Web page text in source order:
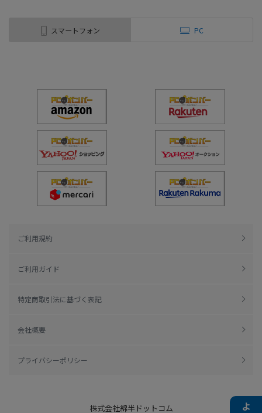
スマートフォン PC
ご利用規約
ご利用ガイド
特定商取引法に基づく表記
会社概要
プライバシーポリシー
株式会社綿半ドットコム